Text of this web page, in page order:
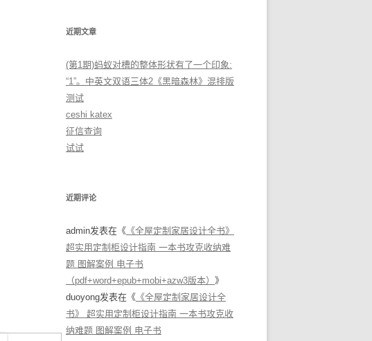
近期文章
(第1期)蚂蚁对槽的整体形状有了一个印象:
“1”。中英文双语三体2《黑暗森林》混排版
测试
ceshi katex
征信查询
试试
近期评论
admin发表在《 《全屋定制家居设计全书》
超实用定制柜设计指南 一本书攻克收纳难
题 图解案例 电子书
（pdf+word+epub+mobi+azw3版本） 》
duoyong发表在《 《全屋定制家居设计全
书》 超实用定制柜设计指南 一本书攻克收
纳难题 图解案例 电子书